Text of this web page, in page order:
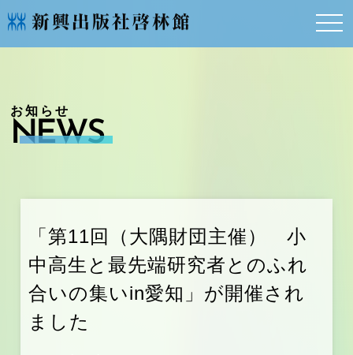
NEWS
「第11回（大隅財団主催） 小
中高生と最先端研究者とのふれ
合いの集いin愛知」が開催され
ました